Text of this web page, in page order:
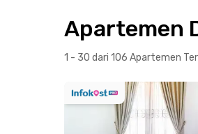
Apartemen
1 - 30 dari 106 Apartemen